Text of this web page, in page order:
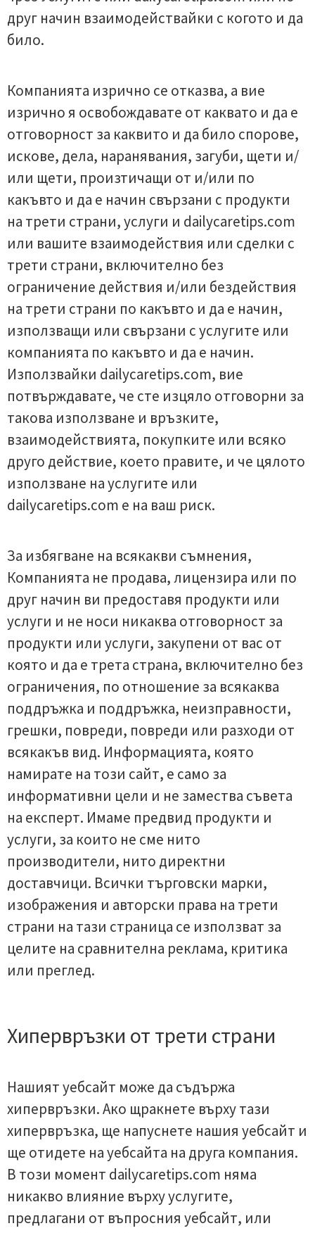
друг начин взаимодействайки с когото и да
било.
Компанията изрично се отказва, а вие
изрично я освобождавате от каквато и да е
отговорност за каквито и да било спорове,
искове, дела, наранявания, загуби, щети и/
или щети, произтичащи от и/или по
какъвто и да е начин свързани с продукти
на трети страни, услуги и dailycaretips.com
или вашите взаимодействия или сделки с
трети страни, включително без
ограничение действия и/или бездействия
на трети страни по какъвто и да е начин,
използващи или свързани с услугите или
компанията по какъвто и да е начин.
Използвайки dailycaretips.com, вие
потвърждавате, че сте изцяло отговорни за
такова използване и връзките,
взаимодействията, покупките или всяко
друго действие, което правите, и че цялото
използване на услугите или
dailycaretips.com е на ваш риск.
За избягване на всякакви съмнения,
Компанията не продава, лицензира или по
друг начин ви предоставя продукти или
услуги и не носи никаква отговорност за
продукти или услуги, закупени от вас от
която и да е трета страна, включително без
ограничения, по отношение за всякаква
поддръжка и поддръжка, неизправности,
грешки, повреди, повреди или разходи от
всякакъв вид. Информацията, която
намирате на този сайт, е само за
информативни цели и не замества съвета
на експерт. Имаме предвид продукти и
услуги, за които не сме нито
производители, нито директни
доставчици. Всички търговски марки,
изображения и авторски права на трети
страни на тази страница се използват за
целите на сравнителна реклама, критика
или преглед.
Хипервръзки от трети страни
Нашият уебсайт може да съдържа
хипервръзки. Ако щракнете върху тази
хипервръзка, ще напуснете нашия уебсайт и
ще отидете на уебсайта на друга компания.
В този момент dailycaretips.com няма
никакво влияние върху услугите,
предлагани от въпросния уебсайт, или